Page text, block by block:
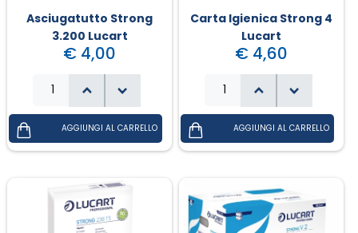
Asciugatutto Strong
3.200 Lucart
€ 4,00
Carta Igienica Strong 4
Lucart
€ 4,60